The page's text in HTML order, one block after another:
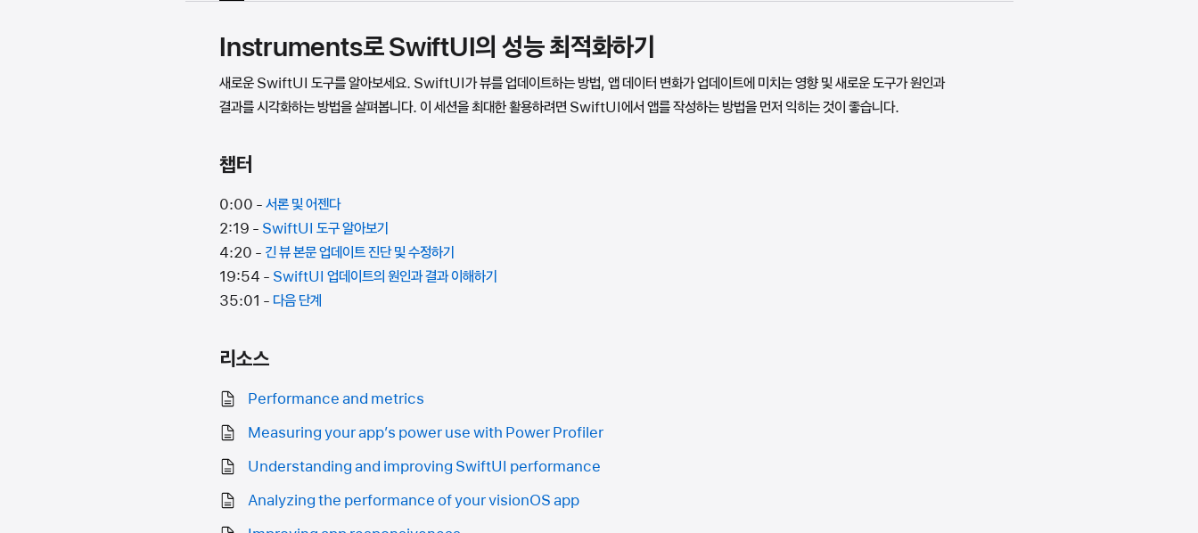
Instruments로 SwiftUI의 성능 최적화하기
새로운 SwiftUI 도구를 알아보세요. SwiftUI가 뷰를 업데이트하는 방법, 앱 데이터 변화가 업데이트에 미치는 영향 및 새로운 도구가 원인과
결과를 시각화하는 방법을 살펴봅니다. 이 세션을 최대한 활용하려면 SwiftUI에서 앱를 작성하는 방법을 먼저 익히는 것이 좋습니다.
챕터
0:00 -서론 및 어젠다
2:19 - SwiftUI 도구 알아보기
4:20 - 긴 뷰 본문 업데이트 진단 및 수정하기
19:54 - SwiftUI 업데이트의 원인과 결과 이해하기
35:01 - 다음 단계
리소스
Performance and metrics
Measuring your app’s power use with Power Profiler
Understanding and improving SwiftUI performance
Analyzing the performance of your visionOS app